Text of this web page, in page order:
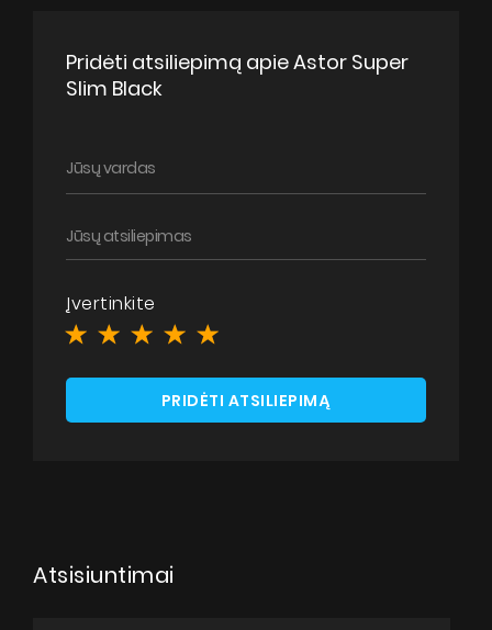
Pridėti atsiliepimą apie Astor Super
Slim Black
Įvertinkite
PRIDĖTI ATSILIEPIMĄ
Atsisiuntimai